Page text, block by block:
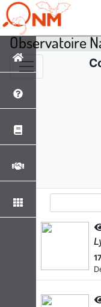
Observatoire
17